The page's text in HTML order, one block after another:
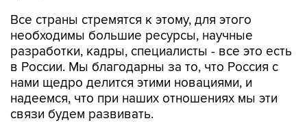
Все страны стремятся к этому, для этого
необходимы большие ресурсы, научные
разработки, кадры, специалисты - все это есть
в России. Мы благодарны за то, что Россия с
нами щедро делится этими новациями, и
надеемся, что при наших отношениях мы эти
связи будем развивать.